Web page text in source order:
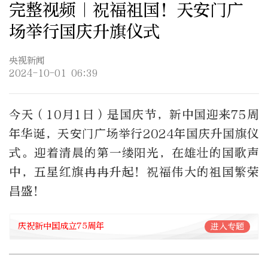
完整视频｜祝福祖国！天安门广
场举行国庆升旗仪式
央视新闻
2024-10-01 06:39
今天（10月1日）是国庆节，新中国迎来75周
年华诞，天安门广场举行2024年国庆升国旗仪
式。迎着清晨的第一缕阳光，在雄壮的国歌声
中，五星红旗冉冉升起！祝福伟大的祖国繁荣
昌盛！
庆祝新中国成立75周年 进入专题